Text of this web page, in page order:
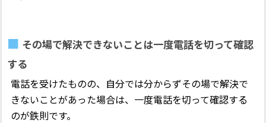
その場で解決できないことは一度電話を切って確認
する
電話を受けたものの、自分では分からずその場で解決で
きないことがあった場合は、一度電話を切って確認する
のが鉄則です。